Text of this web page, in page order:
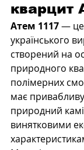
кварцит
Атем 1117 — це
українського
створений на
природного
полімерних
має
природний
винятковими